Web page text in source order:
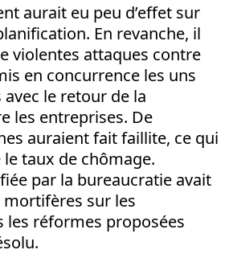
aurait eu peu d’effet sur
En revanche, il
violentes attaques contre
en concurrence les uns
le retour de la
les entreprises. De
auraient fait faillite, ce qui
taux de chômage.
par la bureaucratie avait
sur les
les réformes proposées